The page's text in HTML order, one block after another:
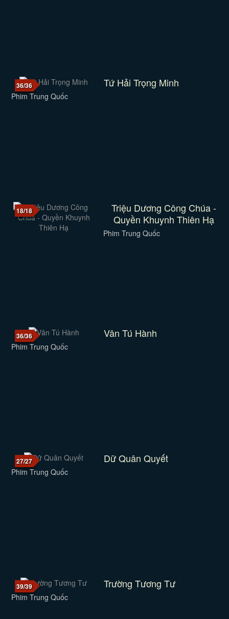
36/36 Tứ Hải Trọng Minh
Phim Trung Quốc
18/18
Triệu Dương Công Chúa -
Quyền Khuynh Thiên Hạ
Phim Trung Quốc
36/36 Vân Tú Hành
Phim Trung Quốc
27/27 Dữ Quân Quyết
Phim Trung Quốc
39/39 Trường Tương Tư
Phim Trung Quốc